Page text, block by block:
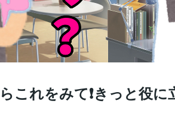
れをみて❗️きっと役に